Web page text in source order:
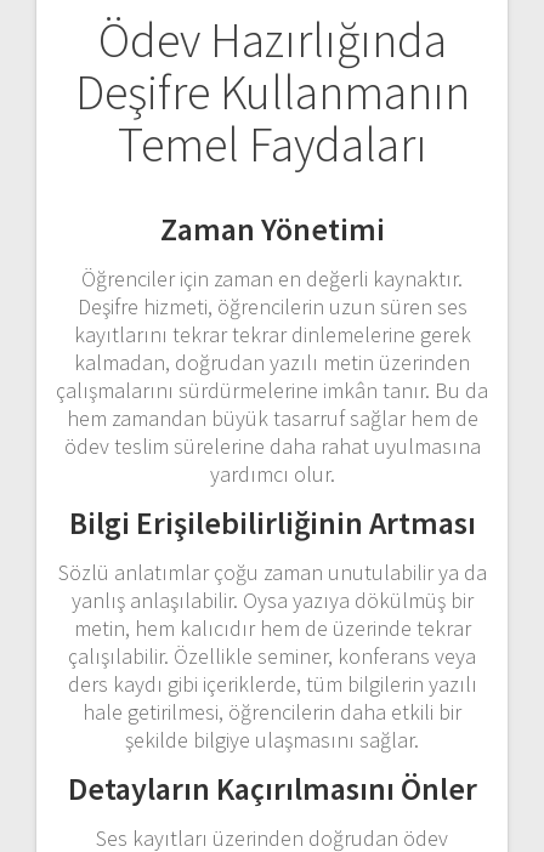
Ödev Hazırlığında
Deşifre Kullanmanın
Temel Faydaları
Zaman Yönetimi
Öğrenciler için zaman en değerli kaynaktır.
Deşifre hizmeti, öğrencilerin uzun süren ses
kayıtlarını tekrar tekrar dinlemelerine gerek
kalmadan, doğrudan yazılı metin üzerinden
çalışmalarını sürdürmelerine imkân tanır. Bu da
hem zamandan büyük tasarruf sağlar hem de
ödev teslim sürelerine daha rahat uyulmasına
yardımcı olur.
Bilgi Erişilebilirliğinin Artması
Sözlü anlatımlar çoğu zaman unutulabilir ya da
yanlış anlaşılabilir. Oysa yazıya dökülmüş bir
metin, hem kalıcıdır hem de üzerinde tekrar
çalışılabilir. Özellikle seminer, konferans veya
ders kaydı gibi içeriklerde, tüm bilgilerin yazılı
hale getirilmesi, öğrencilerin daha etkili bir
şekilde bilgiye ulaşmasını sağlar.
Detayların Kaçırılmasını Önler
Ses kayıtları üzerinden doğrudan ödev